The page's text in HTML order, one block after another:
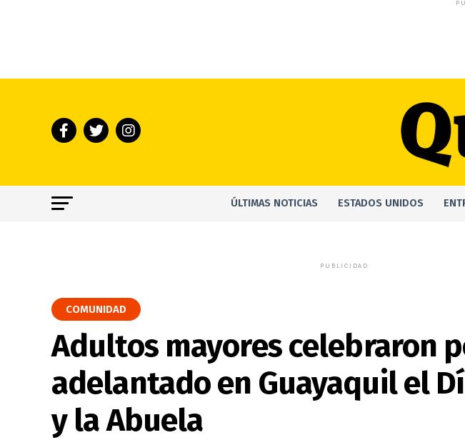
ÚLTIMAS NOTICIAS ESTADOS UNIDOS
PUBLICIDAD
COMUNIDAD
Adultos mayores celebraron
adelantado en Guayaquil el
y la Abuela